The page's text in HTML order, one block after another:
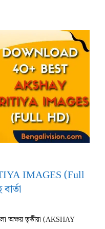
IMAGES (Full
অক্ষয় তৃতীয়া (AKSHAY